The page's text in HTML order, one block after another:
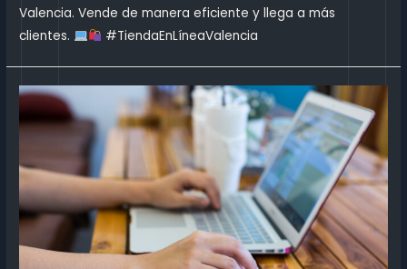
Valencia. Vende de manera eficiente y llega a más
clientes.
#TiendaEnLíneaValencia